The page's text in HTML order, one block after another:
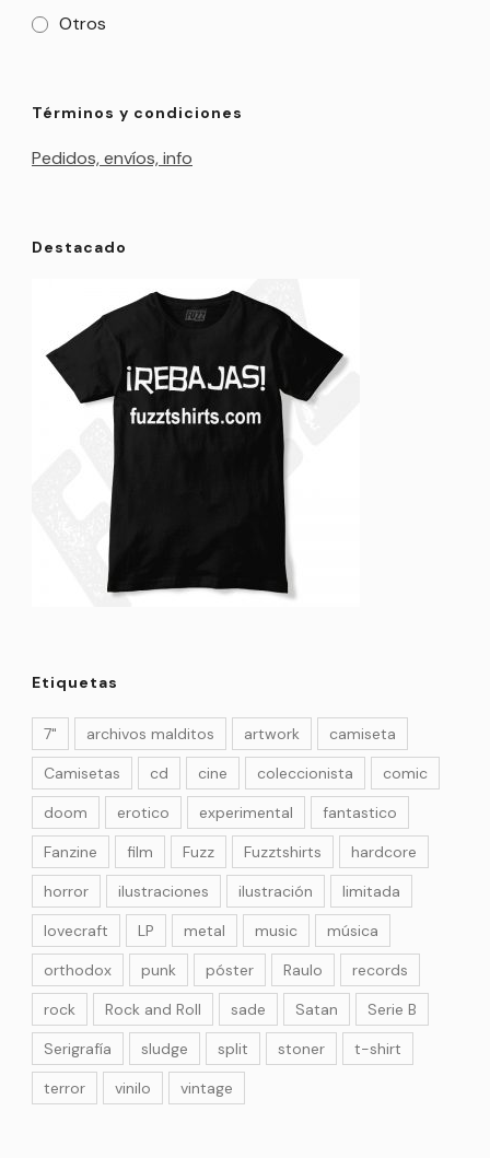
Otros
Términos y condiciones
Pedidos, envíos, info
Destacado
Etiquetas
7" archivos malditos artwork
camiseta
Camisetas
cd cine coleccionista
comic
doom
erotico experimental
fantastico
Fanzine
film Fuzz Fuzztshirts
hardcore
horror
ilustraciones ilustración
limitada
lovecraft
LP metal music
música
orthodox
punk póster Raulo
records
rock
Rock and Roll sade Satan
Serie B
Serigrafía
sludge split stoner
t-shirt
terror
vinilo vintage